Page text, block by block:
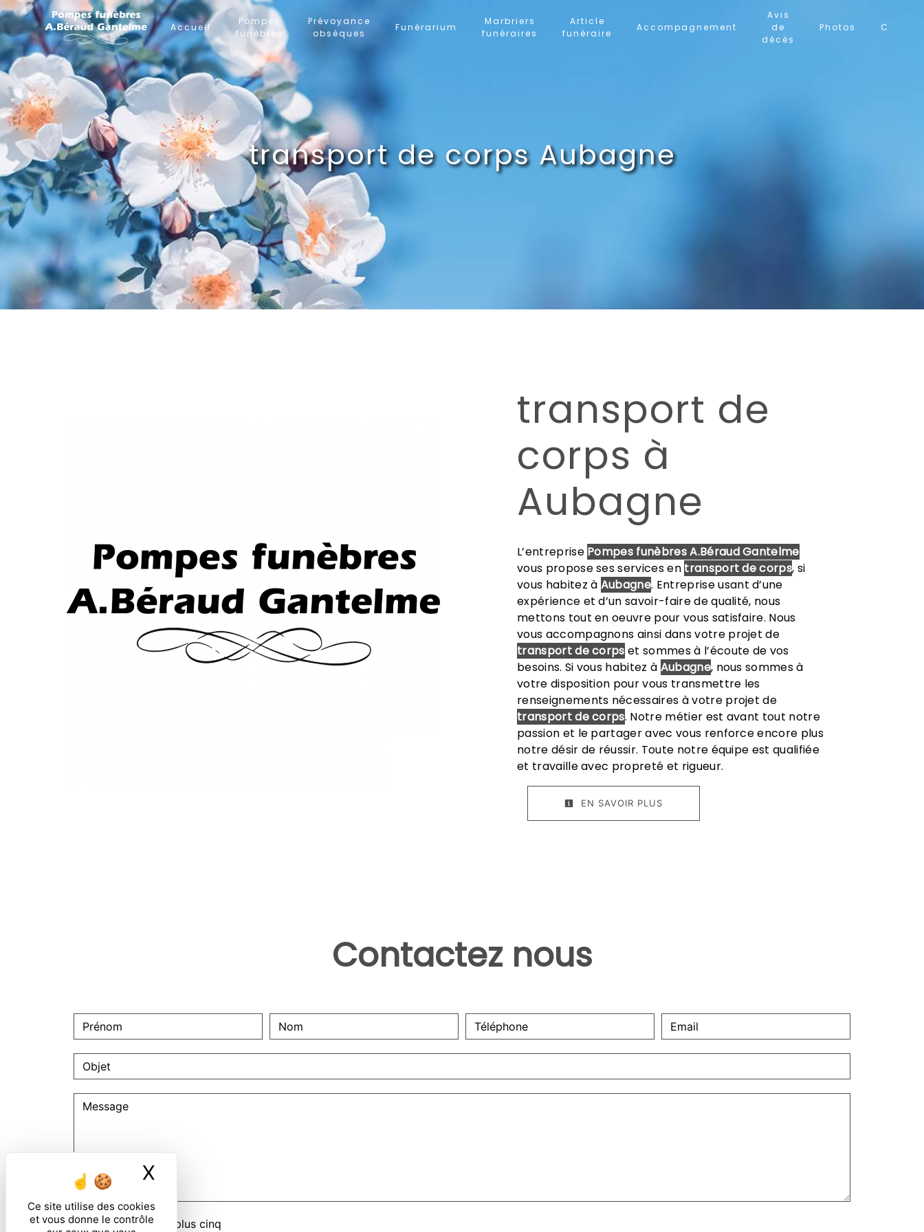
Panneau de gestion des cookies
Ce site utilise des cookies
et vous donne le contrôle
X
Accueil
Pompes
funèbres
Prévoyance
obsèques
Funérarium
Marbriers
funéraires
Article
funéraire
Accompagnement
Avis
de
décès
Photos
transport de corps Aubagne
transport de
corps à
Aubagne
L’entreprise Pompes funèbres A.Béraud Gantelme
vous propose ses services en transport de corps, si
vous habitez à Aubagne. Entreprise usant d’une
expérience et d’un savoir-faire de qualité, nous
mettons tout en oeuvre pour vous satisfaire. Nous
vous accompagnons ainsi dans votre projet de
transport de corps et sommes à l’écoute de vos
besoins. Si vous habitez à Aubagne, nous sommes à
votre disposition pour vous transmettre les
renseignements nécessaires à votre projet de
transport de corps. Notre métier est avant tout notre
passion et le partager avec vous renforce encore plus
notre désir de réussir. Toute notre équipe est qualifiée
et travaille avec propreté et rigueur.
EN SAVOIR PLUS
Contactez nous
Combien font sept plus cinq